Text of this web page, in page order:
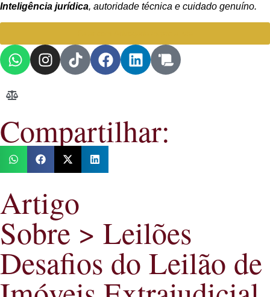
Inteligência jurídica, autoridade técnica e cuidado genuíno.
Compartilhar:
Artigo
Sobre > Leilões
Desafios do Leilão de